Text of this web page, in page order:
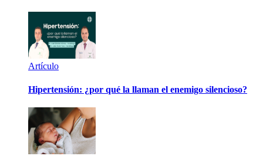
Artículo
Hipertensión: ¿por qué la llaman el enemigo silencioso?